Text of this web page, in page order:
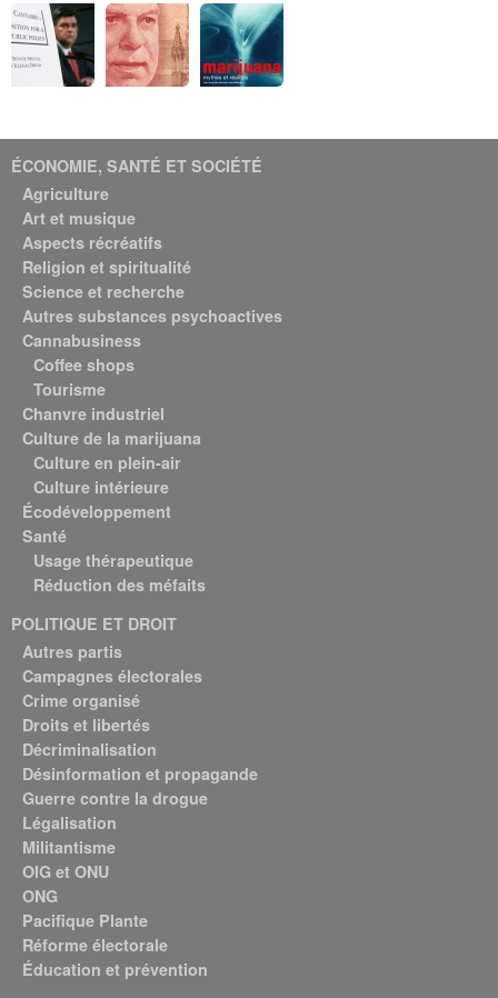
ÉCONOMIE, SANTÉ ET SOCIÉTÉ
Agriculture
Art et musique
Aspects récréatifs
Religion et spiritualité
Science et recherche
Autres substances psychoactives
Cannabusiness
Coffee shops
Tourisme
Chanvre industriel
Culture de la marijuana
Culture en plein-air
Culture intérieure
Écodéveloppement
Santé
Usage thérapeutique
Réduction des méfaits
POLITIQUE ET DROIT
Autres partis
Campagnes électorales
Crime organisé
Droits et libertés
Décriminalisation
Désinformation et propagande
Guerre contre la drogue
Légalisation
Militantisme
OIG et ONU
ONG
Pacifique Plante
Réforme électorale
Éducation et prévention